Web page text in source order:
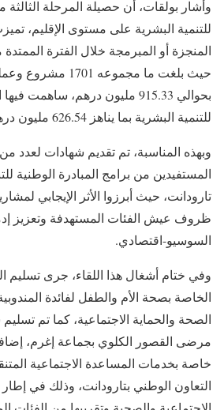
وأشار بولقات، أن حصيلة المرحلة الثالثة
للتنمية البشرية على مستوى الإقليم،
حيث بلغت ما مجموعه
بحوالي 915.33 مليون درهم، ساهمت
للتنمية البشرية بما يناهز 626.54 مليون درهم.
وبهذه المناسبة، تم تقديم شهادات لعدد
المستفيدين من برامج المبادرة الوطنية
تارودانت، حيث أبرزوا الأثر الإيجابي
ظروف عيش الفئات المستهدفة وتعزيز
السوسيو-اقتصادي.
وفي ختام أشغال هذا اللقاء، جرى تسليم
الخاصة بصحة الأم والطفل لفائدة
الصحة والحماية الاجتماعية، كما تم
مرضى القصور الكلوي بجماعة إغرم،
خاصة بخدمات المساعدة الاجتماعية
التعاون الوطني بتارودانت، وذلك في